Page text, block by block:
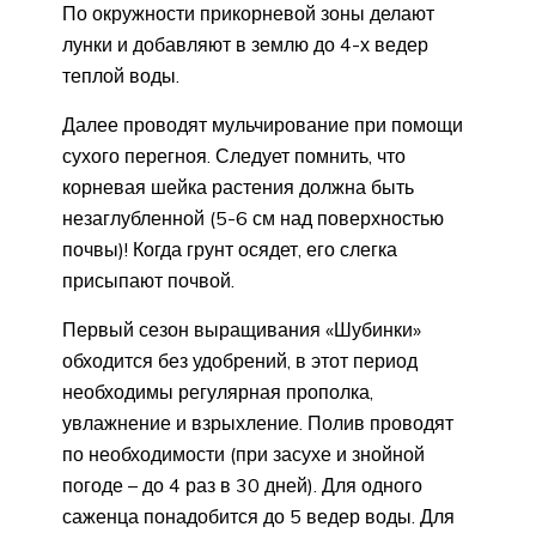
По окружности прикорневой зоны делают
лунки и добавляют в землю до 4-х ведер
теплой воды.
Далее проводят мульчирование при помощи
сухого перегноя. Следует помнить, что
корневая шейка растения должна быть
незаглубленной (5-6 см над поверхностью
почвы)! Когда грунт осядет, его слегка
присыпают почвой.
Первый сезон выращивания «Шубинки»
обходится без удобрений, в этот период
необходимы регулярная прополка,
увлажнение и взрыхление. Полив проводят
по необходимости (при засухе и знойной
погоде – до 4 раз в 30 дней). Для одного
саженца понадобится до 5 ведер воды. Для